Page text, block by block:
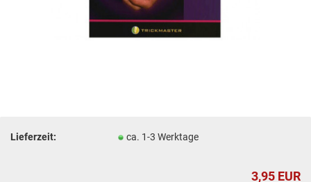
Lieferzeit: ca. 1-3 Werktage
3,95 EUR